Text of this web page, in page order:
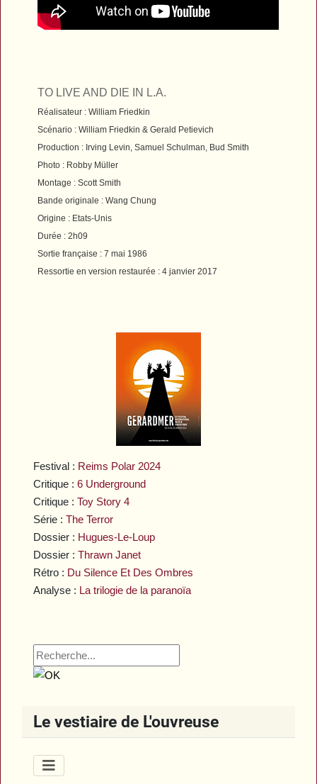
Festival : Reims Polar 2024
Critique :6 Underground
Critique :Toy Story 4
Série :The Terror
Dossier : Hugues-Le-Loup
Dossier :Thrawn Janet
Rétro : Du Silence Et Des Ombres
Analyse : La trilogie de la paranoïa
Le vestiaire de L'ouvreuse
TO LIVE AND DIE IN L.A.
Réalisateur : William Friedkin
Scénario : William Friedkin & Gerald Petievich
Production : Irving Levin, Samuel Schulman, Bud Smith
Photo : Robby Müller
Montage : Scott Smith
Bande originale : Wang Chung
Origine : Etats-Unis
Durée : 2h09
Sortie française : 7 mai 1986
Ressortie en version restaurée : 4 janvier 2017